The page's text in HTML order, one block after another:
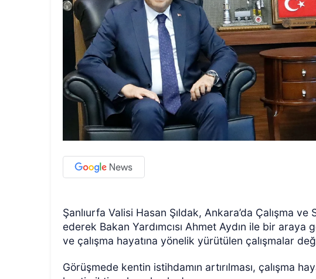
Şanlıurfa Valisi Hasan Şıldak, Ankara’da Çalışma ve
ederek Bakan Yardımcısı Ahmet Aydın ile bir araya
ve çalışma hayatına yönelik yürütülen çalışmalar
Görüşmede kentin istihdamın artırılması, çalışma